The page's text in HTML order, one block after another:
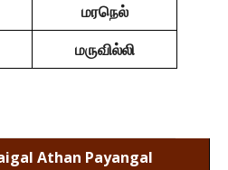
மரநெல்
மருவில்லி
Athan Payangal